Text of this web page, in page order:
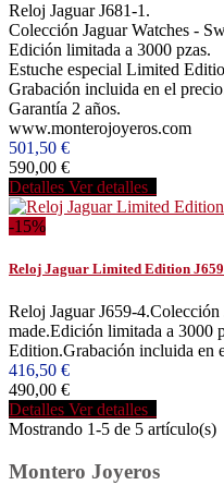
Reloj Jaguar J681-1.
Colección Jaguar Watches -
Edición limitada a 3000 pzas.
Estuche especial Limited
Grabación incluida en el
Garantía 2 años.
www.monterojoyeros.com
501,50 €
590,00 €
Detalles Ver detalles
-15%
Reloj Jaguar Limited Edition
Reloj Jaguar J659-4.Colección
made.Edición limitada a 3000
Edition.Grabación incluida en
416,50 €
490,00 €
Detalles Ver detalles
Mostrando 1-5 de 5 artículo(s)
Montero Joyeros